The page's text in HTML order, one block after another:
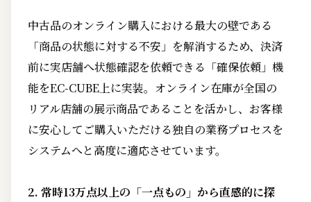
中古品のオンライン購入における最大の壁である
「商品の状態に対する不安」を解消するため、決済
前に実店舗へ状態確認を依頼できる「確保依頼」機
能をEC-CUBE上に実装。オンライン在庫が全国の
リアル店舗の展示商品であることを活かし、お客様
に安心してご購入いただける独自の業務プロセスを
システムへと高度に適応させています。
2. 常時13万点以上の「一点もの」から直感的に探